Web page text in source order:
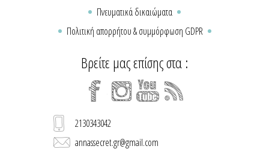
Πνευματικά δικαιώματα
Πολιτική απορρήτου & συμμόρφωση GDPR
Βρείτε μας επίσης στα :
2130343042
annassecret.gr@gmail.com